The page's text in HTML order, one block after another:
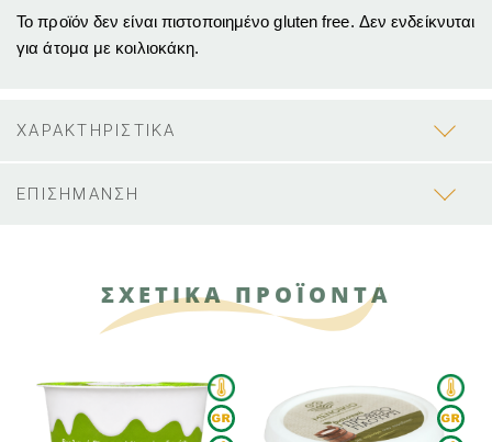
Το προϊόν δεν είναι πιστοποιημένο gluten free. Δεν ενδείκνυται
για άτομα με κοιλιοκάκη.
ΧΑΡΑΚΤΗΡΙΣΤΙΚΑ
ΕΠΙΣΗΜΑΝΣΗ
ΣΧΕΤΙΚΑ ΠΡΟΪΟΝΤΑ